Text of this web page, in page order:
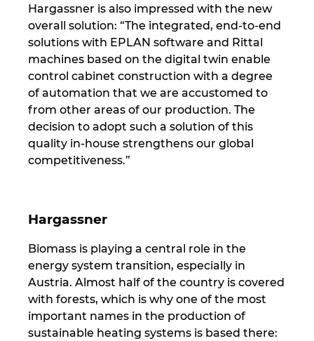
Hargassner is also impressed with the new
overall solution: “The integrated, end-to-end
solutions with EPLAN software and Rittal
machines based on the digital twin enable
control cabinet construction with a degree
of automation that we are accustomed to
from other areas of our production. The
decision to adopt such a solution of this
quality in-house strengthens our global
competitiveness.”
Hargassner
Biomass is playing a central role in the
energy system transition, especially in
Austria. Almost half of the country is covered
with forests, which is why one of the most
important names in the production of
sustainable heating systems is based there: